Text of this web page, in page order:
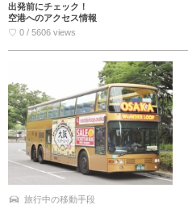
出発前にチェック！
空港へのアクセス情報
♡ 0 / 5606 views
旅行中の移動手段